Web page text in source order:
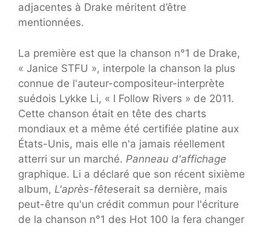
adjacentes à Drake méritent d’être
mentionnées.
La première est que la chanson n°1 de Drake,
« Janice STFU », interpole la chanson la plus
connue de l'auteur-compositeur-interprète
suédois Lykke Li, « I Follow Rivers » de 2011.
Cette chanson était en tête des charts
mondiaux et a même été certifiée platine aux
États-Unis, mais elle n'a jamais réellement
atterri sur un marché. Panneau d'affichage
graphique. Li a déclaré que son récent sixième
album, L'après-fêteserait sa dernière, mais
peut-être qu'un crédit commun pour l'écriture
de la chanson n°1 des Hot 100 la fera changer